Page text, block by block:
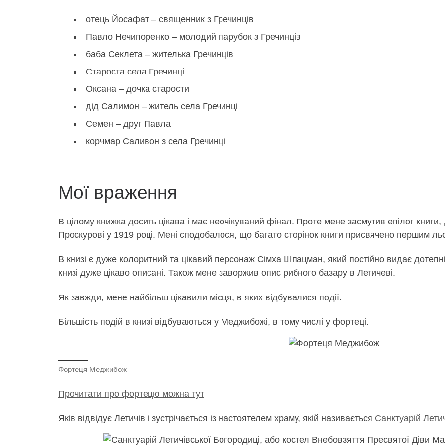
отець Йосафат – священник з Гречинців
Павло Нечипоренко – молодий парубок з Гречинців
баба Секлета – жителька Гречинців
Староста села Гречинці
Оксана – дочка старости
дід Салимон – житель села Гречинці
Семен – друг Павла
корчмар Саливон з села Гречинці
Мої враження
В цілому книжка досить цікава і має неочікуваний фінал. Проте мене засмутив епілог
Проскурові у 1919 році. Мені сподобалося, що багато сторінок книги присвячено першим
В книзі є дуже колоритний та цікавий персонаж Сімха Шпацман, який постійно видає
книзі дуже цікаво описані. Також мене заворжив опис рибного базару в Летичеві.
Як завжди, мене найбільш цікавили місця, в яких відбувалися події.
Більшість подій в книзі відбуваються у Меджибожі, в тому числі у фортеці.
Фортеця Меджибож
Прочитати про фортецю можна тут
Яків відвідує Летичів і зустрічається із настоятелем храму, якій називається Санктуарій